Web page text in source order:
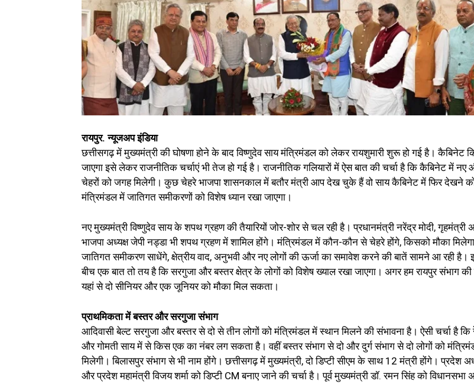
रायपुर. न्यूजअप इंडिया
छत्तीसगढ़ में मुख्यमंत्री की घोषणा होने के बाद विष्णुदेव साय मंत्रिमंडल को लेकर रायशुमारी शुरू हो गई है। कैबिनेट
जाएगा इसे लेकर राजनीतिक चर्चाएं भी तेज हो गई है। राजनीतिक गलियारों में ऐस बात की चर्चा है कि कैबिनेट में
चेहरों को जगह मिलेगी। कुछ चेहरे भाजपा शासनकाल में बतौर मंत्री आप देख चुके हैं वो साय कैबिनेट में फिर देखने
मंत्रिमंडल में जातिगत समीकरणों को विशेष ध्यान रखा जाएगा।
नए मुख्यमंत्री विष्णुदेव साय के शपथ ग्रहण की तैयारियों जोर-शोर से चल रही है। प्रधानमंत्री नरेंद्र मोदी, गृहमंत्री
भाजपा अध्यक्ष जेपी नड्डा भी शपथ ग्रहण में शामिल होंगे। मंत्रिमंडल में कौन-कौन से चेहरे होंगे, किसको मौका
जातिगत समीकरण साधेंगे, क्षेत्रीय वाद, अनुभवी और नए लोगों की ऊर्जा का समावेश करने की बातें सामने आ रही
बीच एक बात तो तय है कि सरगुजा और बस्तर क्षेत्र के लोगों को विशेष ख्याल रखा जाएगा। अगर हम रायपुर संभाग
यहां से दो सीनियर और एक जूनियर को मौका मिल सकता।
प्राथमिकता में बस्तर और सरगुजा संभाग
आदिवासी बेल्ट सरगुजा और बस्तर से दो से तीन लोगों को मंत्रिमंडल में स्थान मिलने की संभावना है। ऐसी चर्चा है कि
और गोमती साय में से किस एक का नंबर लग सकता है। वहीं बस्तर संभाग से दो और दुर्ग संभाग से दो लोगों को
मिलेगी। बिलासपुर संभाग से भी नाम होंगे। छत्तीसगढ़ में मुख्यमंत्री, दो डिप्टी सीएम के साथ 12 मंत्री होंगे। प्रदेश
और प्रदेश महामंत्री विजय शर्मा को डिप्टी CM बनाए जाने की चर्चा है। पूर्व मुख्यमंत्री डॉ. रमन सिंह को विधानसभा